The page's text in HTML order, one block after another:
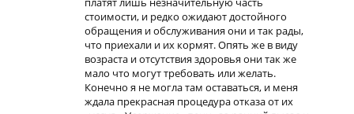
стоимости, и редко ожидают достойного
обращения и обслуживания они и так рады,
что приехали и их кормят. Опять же в виду
возраста и отсутствия здоровья они так же
мало что могут требовать или желать.
Конечно я не могла там оставаться, и меня
ждала прекрасная процедура отказа от их